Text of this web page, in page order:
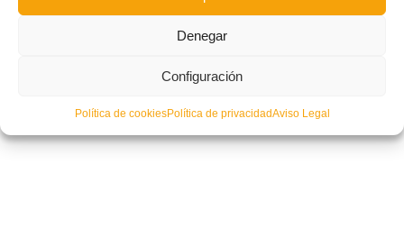
Denegar
Configuración
Política de cookiesPolítica de privacidadAviso Legal